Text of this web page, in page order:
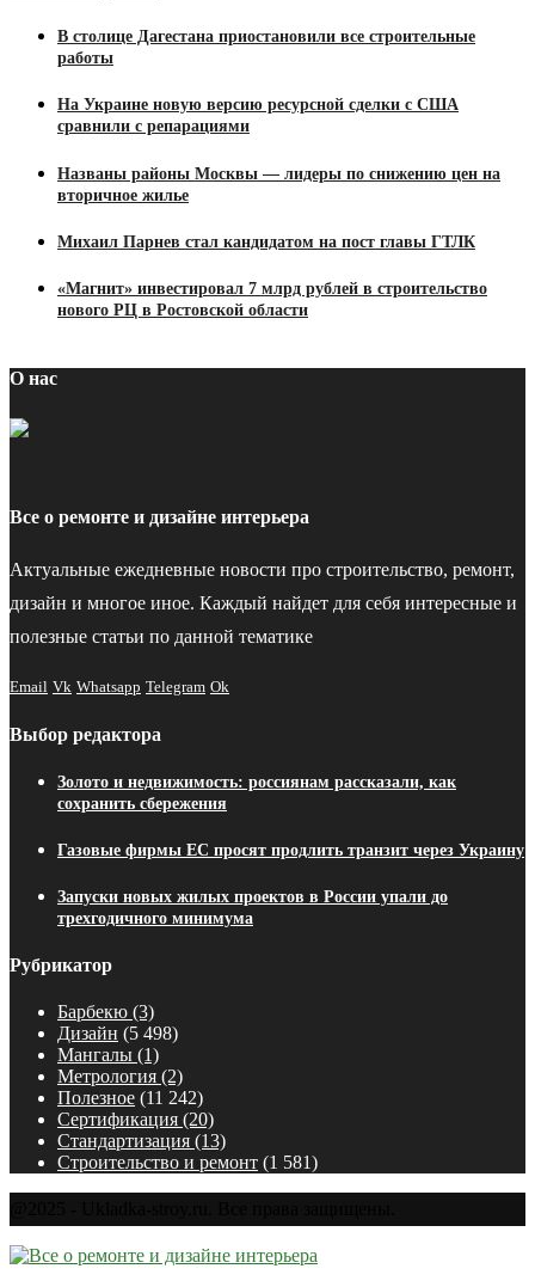
В столице Дагестана приостановили все строительные
работы
На Украине новую версию ресурсной сделки с США
сравнили с репарациями
Названы районы Москвы — лидеры по снижению цен на
вторичное жилье
Михаил Парнев стал кандидатом на пост главы ГТЛК
«Магнит» инвестировал 7 млрд рублей в строительство
нового РЦ в Ростовской области
О нас
Все о ремонте и дизайне интерьера
Актуальные ежедневные новости про строительство, ремонт,
дизайн и многое иное. Каждый найдет для себя интересные и
полезные статьи по данной тематике
Email Vk Whatsapp Telegram Ok
Выбор редактора
Золото и недвижимость: россиянам рассказали, как
сохранить сбережения
Газовые фирмы ЕС просят продлить транзит через Украину
Запуски новых жилых проектов в России упали до
трехгодичного минимума
Рубрикатор
Барбекю (3)
Дизайн (5 498)
Мангалы (1)
Метрология (2)
Полезное (11 242)
Сертификация (20)
Стандартизация (13)
Строительство и ремонт (1 581)